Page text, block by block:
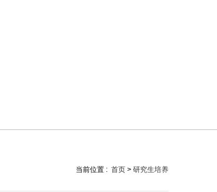
当前位置 : 首页> 研究生培养